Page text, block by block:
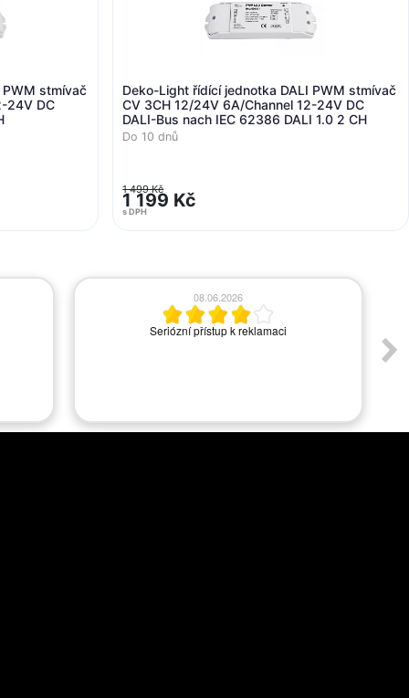
stmívač
24V DC
Deko-Light řídící jednotka DALI PWM stmívač
CV 3CH 12/24V 6A/Channel 12-24V DC
DALI-Bus nach IEC 62386 DALI 1.0 2 CH
Do 10 dnů
1 499 Kč
1 199 Kč
s DPH
08.06.2026
Seriózní přístup k reklamaci